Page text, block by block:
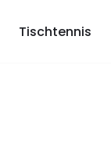
Tischtennis